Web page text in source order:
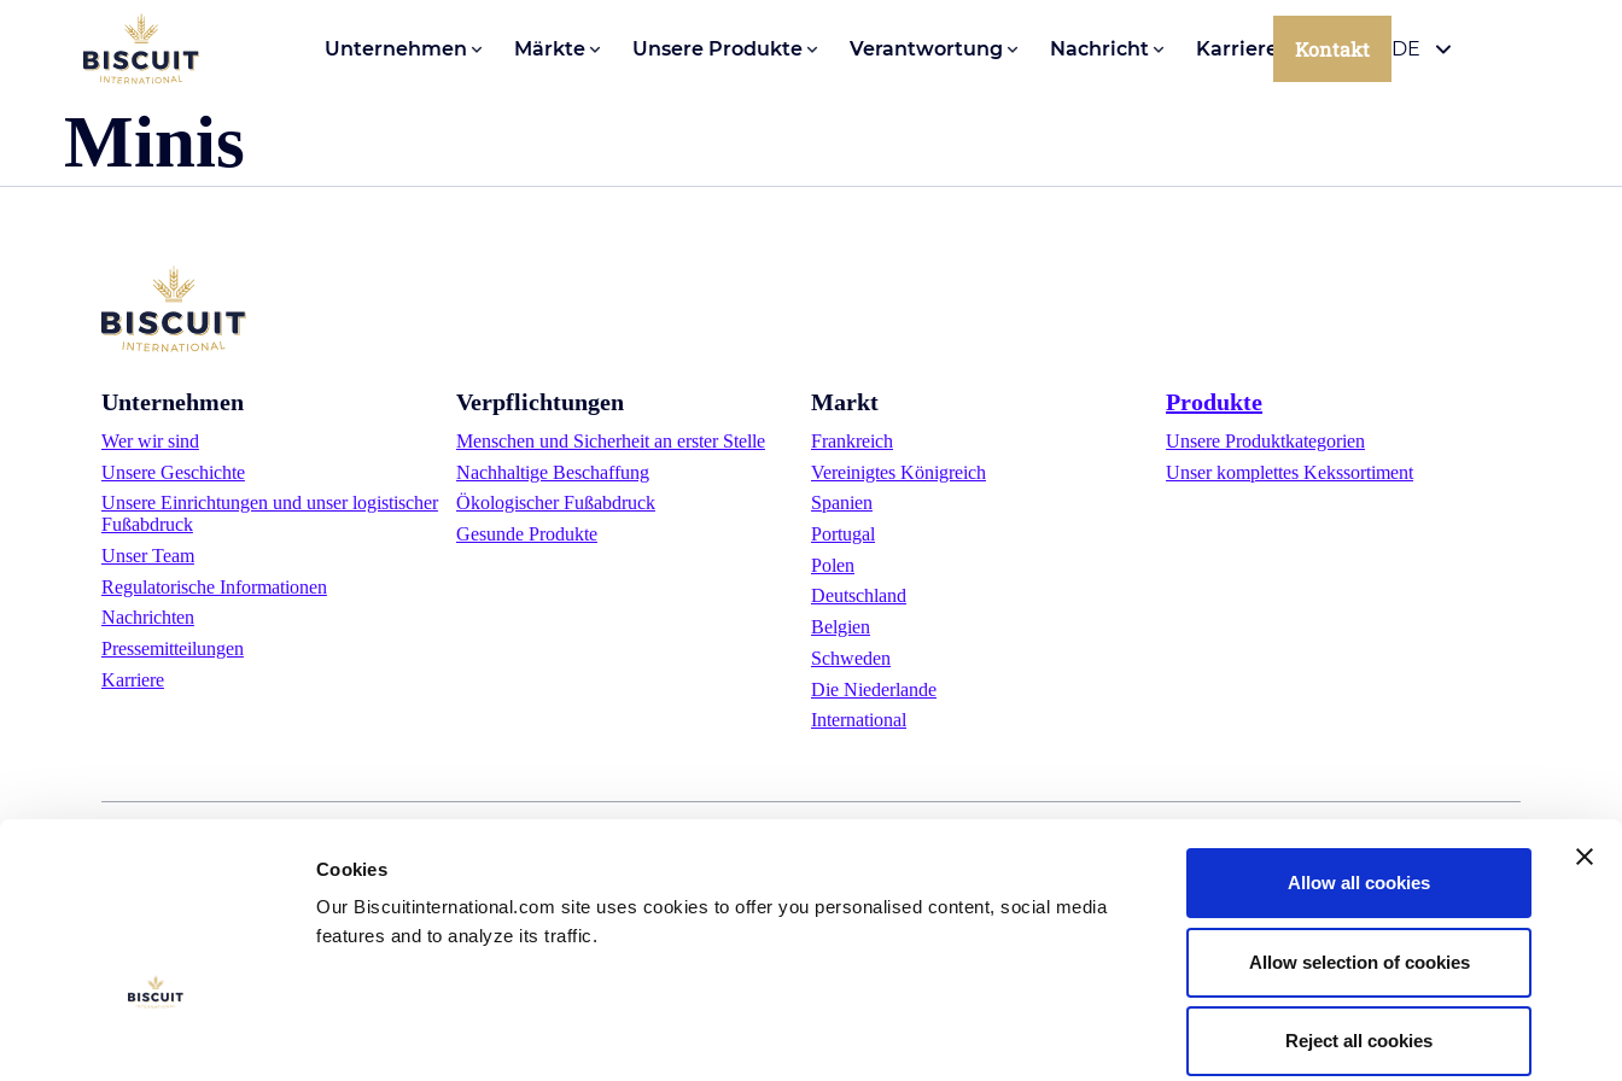
Cookies
Our Biscuitinternational.com site uses cookies to offer you personalised content, social media
features and to analyze its traffic.
Allow all cookies
Allow selection of cookies
Reject all cookies
Aller au contenu Unternehmen Märkte Unsere Produkte Verantwortung Nachricht Karriere Kontakt DE
Minis
Unternehmen
Wer wir sind
Unsere Geschichte
Unsere Einrichtungen und unser logistischer
Fußabdruck
Unser Team
Regulatorische Informationen
Nachrichten
Pressemitteilungen
Karriere
Verpflichtungen
Menschen und Sicherheit an erster Stelle
Nachhaltige Beschaffung
Ökologischer Fußabdruck
Gesunde Produkte
Markt
Frankreich
Vereinigtes Königreich
Spanien
Portugal
Polen
Deutschland
Belgien
Schweden
Die Niederlande
International
Produkte
Unsere Produktkategorien
Unser komplettes Kekssortiment
©Biscuit International 2023